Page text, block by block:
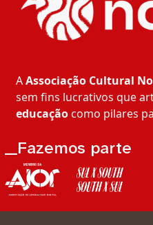
AAssociação Cultural
sem fins lucrativos que
educaçãocomo pilares
__Fazemos parte